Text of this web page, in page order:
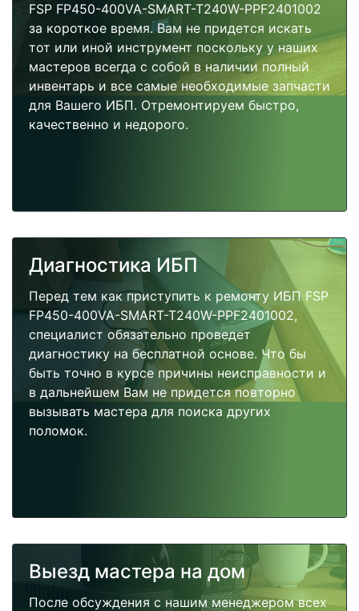
FSP FP450-400VA-SMART-T240W-PPF2401002
за короткое время. Вам не придется искать
тот или иной инструмент поскольку у наших
мастеров всегда с собой в наличии полный
инвентарь и все самые необходимые запчасти
для Вашего ИБП. Отремонтируем быстро,
качественно и недорого.
Диагностика ИБП
Перед тем как приступить к ремонту ИБП FSP
FP450-400VA-SMART-T240W-PPF2401002,
специалист обязательно проведет
диагностику на бесплатной основе. Что бы
быть точно в курсе причины неисправности и
в дальнейшем Вам не придется повторно
вызывать мастера для поиска других
поломок.
Выезд мастера на дом
После обсуждения с нашим менеджером всех